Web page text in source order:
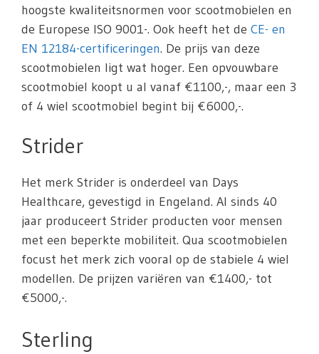
hoogste kwaliteitsnormen voor scootmobielen en
de Europese ISO 9001-. Ook heeft het de CE- en
EN 12184-certificeringen. De prijs van deze
scootmobielen ligt wat hoger. Een opvouwbare
scootmobiel koopt u al vanaf €1100,-, maar een 3
of 4 wiel scootmobiel begint bij €6000,-.
Strider
Het merk Strider is onderdeel van Days
Healthcare, gevestigd in Engeland. Al sinds 40
jaar produceert Strider producten voor mensen
met een beperkte mobiliteit. Qua scootmobielen
focust het merk zich vooral op de stabiele 4 wiel
modellen. De prijzen variëren van €1400,- tot
€5000,-.
Sterling